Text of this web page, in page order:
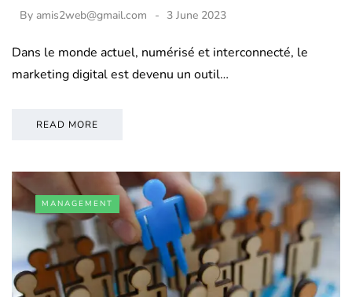
By amis2web@gmail.com 3 June 2023
Dans le monde actuel, numérisé et interconnecté, le
marketing digital est devenu un outil…
READ MORE
MANAGEMENT